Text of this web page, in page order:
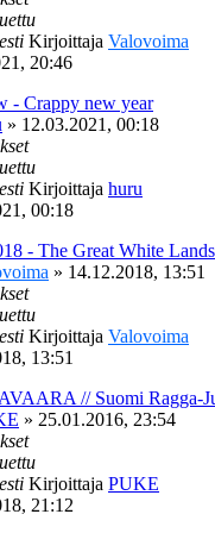
Kirjoittaja Valovoima
20:46
- Crappy new year
» 12.03.2021, 00:18
Kirjoittaja huru
00:18
- The Great White
» 14.12.2018, 13:51
Kirjoittaja Valovoima
13:51
// Suomi Ragga-
» 25.01.2016, 23:54
Kirjoittaja PUKE
21:12